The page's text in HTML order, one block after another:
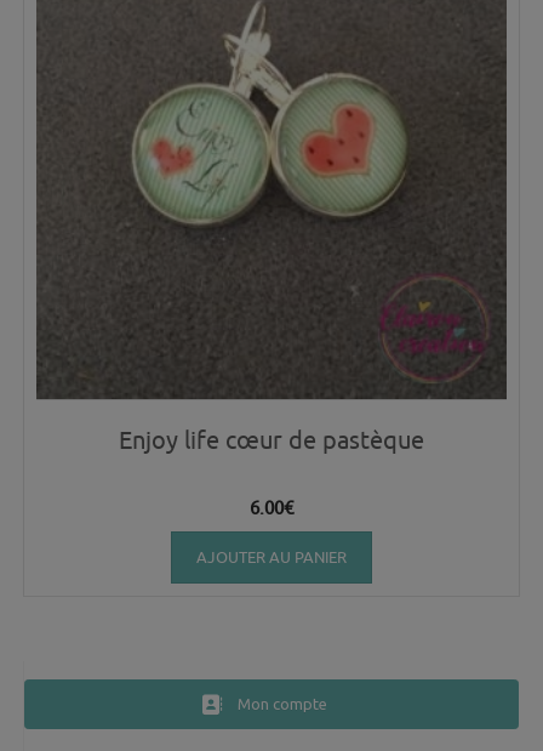
Enjoy life cœur de pastèque
6.00€
AJOUTER AU PANIER
Mon compte